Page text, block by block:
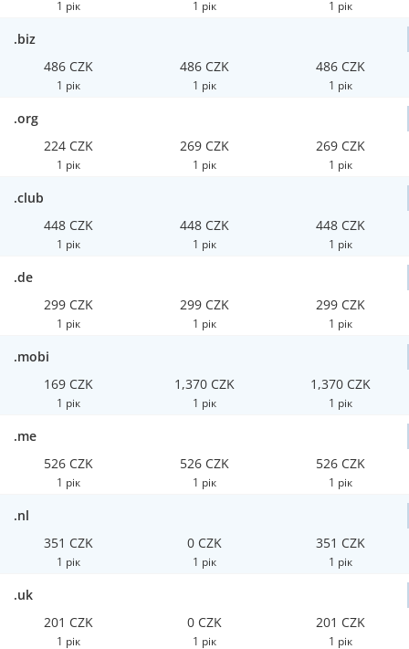
1 рік 1 рік 1 рік
.biz
486 CZK
1 рік
486 CZK
1 рік
486 CZK
1 рік
.org
224 CZK
1 рік
269 CZK
1 рік
269 CZK
1 рік
.club
448 CZK
1 рік
448 CZK
1 рік
448 CZK
1 рік
.de
299 CZK
1 рік
299 CZK
1 рік
299 CZK
1 рік
.mobi
169 CZK
1 рік
1,370 CZK
1 рік
1,370 CZK
1 рік
.me
526 CZK
1 рік
526 CZK
1 рік
526 CZK
1 рік
.nl
351 CZK
1 рік
0 CZK
1 рік
351 CZK
1 рік
.uk
201 CZK
1 рік
0 CZK
1 рік
201 CZK
1 рік